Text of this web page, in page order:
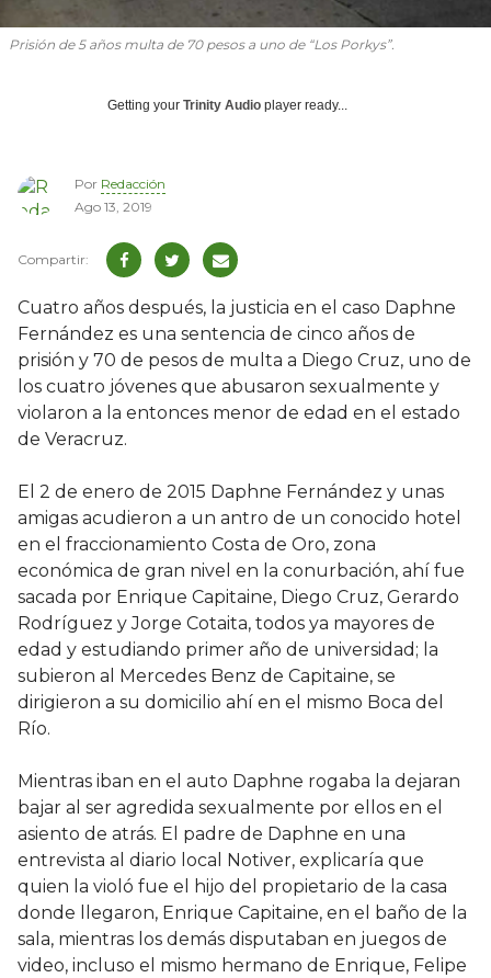
Prisión de 5 años multa de 70 pesos a uno de “Los Porkys”.
Getting your Trinity Audio player ready...
Por Redacción
Ago 13, 2019
Cuatro años después, la justicia en el caso Daphne
Fernández es una sentencia de cinco años de
prisión y 70 de pesos de multa a Diego Cruz, uno de
los cuatro jóvenes que abusaron sexualmente y
violaron a la entonces menor de edad en el estado
de Veracruz.
El 2 de enero de 2015 Daphne Fernández y unas
amigas acudieron a un antro de un conocido hotel
en el fraccionamiento Costa de Oro, zona
económica de gran nivel en la conurbación, ahí fue
sacada por Enrique Capitaine, Diego Cruz, Gerardo
Rodríguez y Jorge Cotaita, todos ya mayores de
edad y estudiando primer año de universidad; la
subieron al Mercedes Benz de Capitaine, se
dirigieron a su domicilio ahí en el mismo Boca del
Río.
Mientras iban en el auto Daphne rogaba la dejaran
bajar al ser agredida sexualmente por ellos en el
asiento de atrás. El padre de Daphne en una
entrevista al diario local Notiver, explicaría que
quien la violó fue el hijo del propietario de la casa
donde llegaron, Enrique Capitaine, en el baño de la
sala, mientras los demás disputaban en juegos de
video, incluso el mismo hermano de Enrique, Felipe